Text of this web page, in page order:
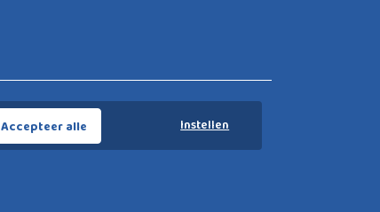
Voorwaarden Privacybeleid Privacy instellingen
Accepteer alle Instellen